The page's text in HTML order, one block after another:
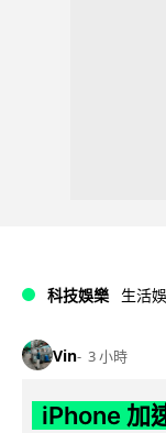
科技娛樂 生活
Vin 3 小時
iPhone 加